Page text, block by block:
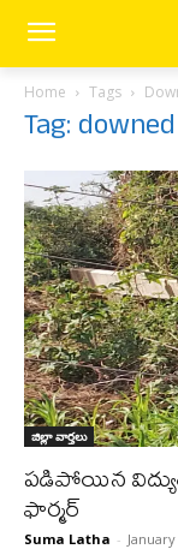
Home Tags
Tag:
జిల్లా వార్త‌లు
పడిపోయిన
ఫార్మర్
Suma Latha -